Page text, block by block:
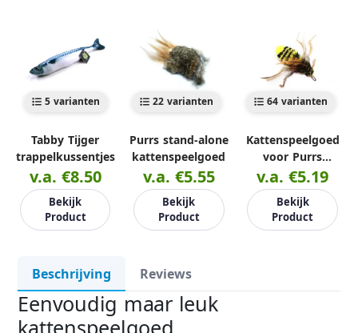
5 varianten
Tabby Tijger
trappelkussentjes
v.a. €8.50
Bekijk
Product
22 varianten
Purrs stand-alone
kattenspeelgoed
v.a. €5.55
Bekijk
Product
64 varianten
Kattenspeelgoed
voor Purrs
kattenhengel
v.a. €5.19
Bekijk
Product
Beschrijving Reviews
Eenvoudig maar leuk
kattenspeelgoed